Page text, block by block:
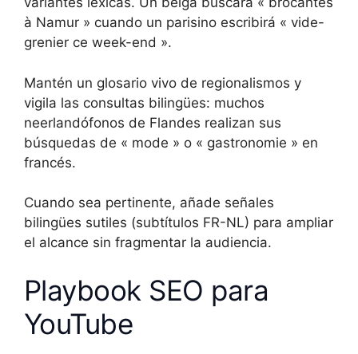
à Namur » cuando un parisino escribirá « vide-
grenier ce week-end ».
Mantén un glosario vivo de regionalismos y
vigila las consultas bilingües: muchos
neerlandófonos de Flandes realizan sus
búsquedas de « mode » o « gastronomie » en
francés.
Cuando sea pertinente, añade señales
bilingües sutiles (subtítulos FR-NL) para ampliar
el alcance sin fragmentar la audiencia.
Playbook SEO para
YouTube